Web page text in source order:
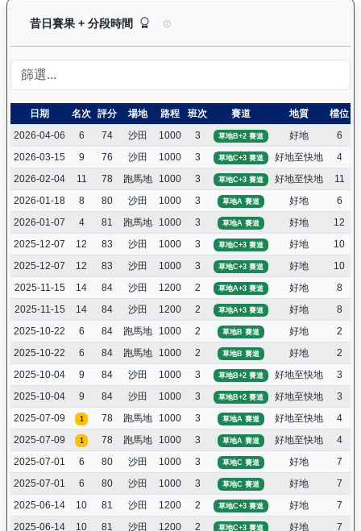
昔日賽果 + 分段時間 狀元及第（E392）— 昔日賽果及分
日期 名次 評分 場地 路程 班次 賽道 地質 檔位
2026-04-06
6 74 沙田 1000 3 草地B+2 賽道 好地 6
2026-03-15
9 76 沙田 1000 3 草地C+3 賽道 好地至快地 4
2026-02-04
11 78 跑馬地 1000 3 草地C+3 賽道 好地至快地 11
2026-01-18
8 80 沙田 1000 3 草地A 賽道 好地 6
2026-01-07
4 81 跑馬地 1000 3 草地A 賽道 好地 12
2025-12-07
12 83 沙田 1000 3 草地C+3 賽道 好地 10
2025-12-07
12 83 沙田 1000 3 草地C+3 賽道 好地 10
2025-11-15
14 84 沙田 1200 2 草地A+3 賽道 好地 8
2025-11-15
14 84 沙田 1200 2 草地A+3 賽道 好地 8
2025-10-22
6 84 跑馬地 1000 2 草地B 賽道 好地 2
2025-10-22
6 84 跑馬地 1000 2 草地B 賽道 好地 2
2025-10-04
9 84 沙田 1000 3 草地B+2 賽道 好地至快地 3
2025-10-04
9 84 沙田 1000 3 草地B+2 賽道 好地至快地 3
2025-07-09
1 78 跑馬地 1000 3 草地A 賽道 好地至快地 4
2025-07-09
1 78 跑馬地 1000 3 草地A 賽道 好地至快地 4
2025-07-01
6 80 沙田 1000 3 草地C 賽道 好地 7
2025-07-01
6 80 沙田 1000 3 草地C 賽道 好地 7
2025-06-14
10 81 沙田 1200 2 草地C+3 賽道 好地 7
2025-06-14
10 81 沙田 1200 2 草地C+3 賽道 好地 7